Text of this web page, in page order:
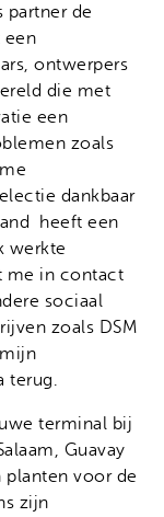
partner de
een
ontwerpers
die met
een
zoals
dankbaar
heeft een
werkte
me in contact
sociaal
zoals DSM
terug.
terminal bij
Guavay
voor de
zijn